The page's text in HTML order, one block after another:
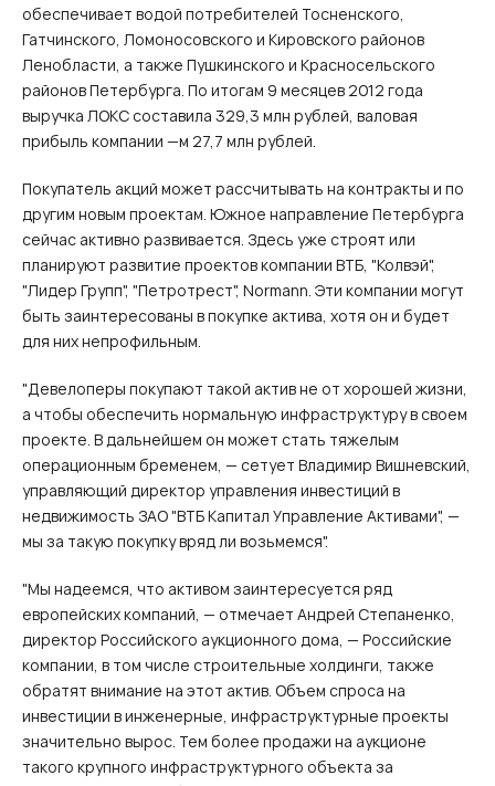
обеспечивает водой потребителей Тосненского,
Гатчинского, Ломоносовского и Кировского районов
Ленобласти, а также Пушкинского и Красносельского
районов Петербурга. По итогам 9 месяцев 2012 года
выручка ЛОКС составила 329,3 млн рублей, валовая
прибыль компании —м 27,7 млн рублей.
Покупатель акций может рассчитывать на контракты и по
другим новым проектам. Южное направление Петербурга
сейчас активно развивается. Здесь уже строят или
планируют развитие проектов компании ВТБ, "Колвэй",
"Лидер Групп", "Петротрест", Normann. Эти компании могут
быть заинтересованы в покупке актива, хотя он и будет
для них непрофильным.
"Девелоперы покупают такой актив не от хорошей жизни,
а чтобы обеспечить нормальную инфраструктуру в своем
проекте. В дальнейшем он может стать тяжелым
операционным бременем, — сетует Владимир Вишневский,
управляющий директор управления инвестиций в
недвижимость ЗАО "ВТБ Капитал Управление Активами", —
мы за такую покупку вряд ли возьмемся".
"Мы надеемся, что активом заинтересуется ряд
европейских компаний, — отмечает Андрей Степаненко,
директор Российского аукционного дома, — Российские
компании, в том числе строительные холдинги, также
обратят внимание на этот актив. Объем спроса на
инвестиции в инженерные, инфраструктурные проекты
значительно вырос. Тем более продажи на аукционе
такого крупного инфраструктурного объекта за